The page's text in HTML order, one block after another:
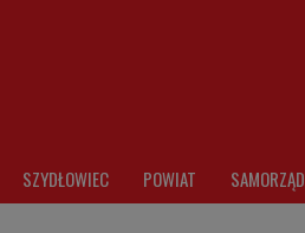
SZYDŁOWIEC POWIAT SAMORZĄD